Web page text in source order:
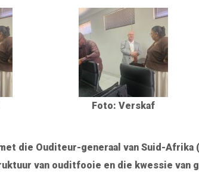
Foto: Verskaf
die Ouditeur-generaal van Suid-Afrika
van ouditfooie en die kwessie van